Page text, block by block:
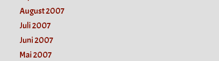
August 2007
Juli 2007
Juni 2007
Mai 2007